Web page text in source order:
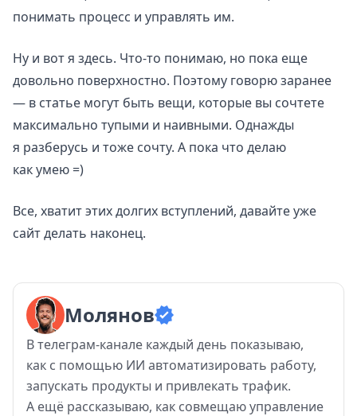
понимать процесс и управлять им.
Ну и вот я здесь. Что-то понимаю, но пока еще
довольно поверхностно. Поэтому говорю заранее
— в статье могут быть вещи, которые вы сочтете
максимально тупыми и наивными. Однажды
я разберусь и тоже сочту. А пока что делаю
как умею =)
Все, хватит этих долгих вступлений, давайте уже
сайт делать наконец.
Молянов
Втелеграм-канале каждый день показываю,
как с помощью ИИ автоматизировать работу,
запускать продукты и привлекать трафик.
А ещё рассказываю, как совмещаю управление